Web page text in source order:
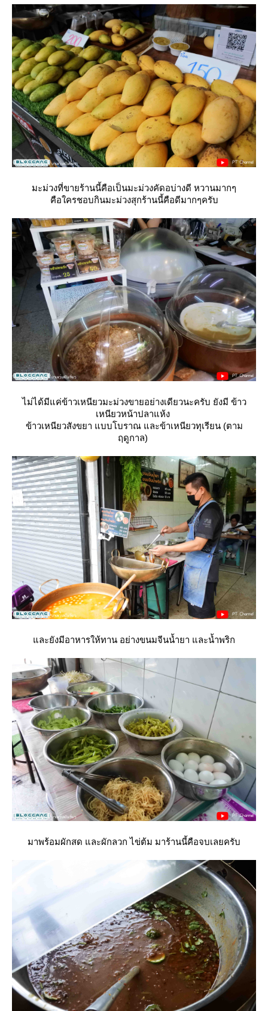
มะม่วงที่ขายร้านนี้คือเป็นมะม่วงคัดอบ่างดี หวานมากๆ
คือใครชอบกินมะม่วงสุกร้านนี้คือดีมากๆครับ
ไม่ได้มีแค่ข้าวเหนียวมะม่วงขายอย่างเดียวนะครับ ยังมี ข้าว
เหนียวหน้าปลาแห้ง
ข้าวเหนียวสังขยา แบบโบราณ และข้าเหนียวทุเรียน (ตาม
ฤดูกาล)
ละยังมีอาหารให้ทาน อย่างขนมจีนน้ำยา และน้ำพริก
มาพร้อมผักสด และผักลวก ไข่ต้ม มาร้านนี้คือจบเลยครับ